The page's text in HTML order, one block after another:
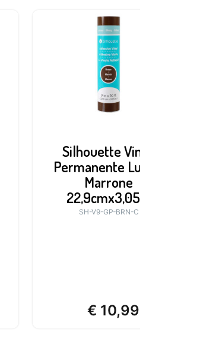
Silhouette Vinile
Permanente Lucido
Marrone
22,9cmx3,05m
SH-V9-GP-BRN-C
€ 10,99